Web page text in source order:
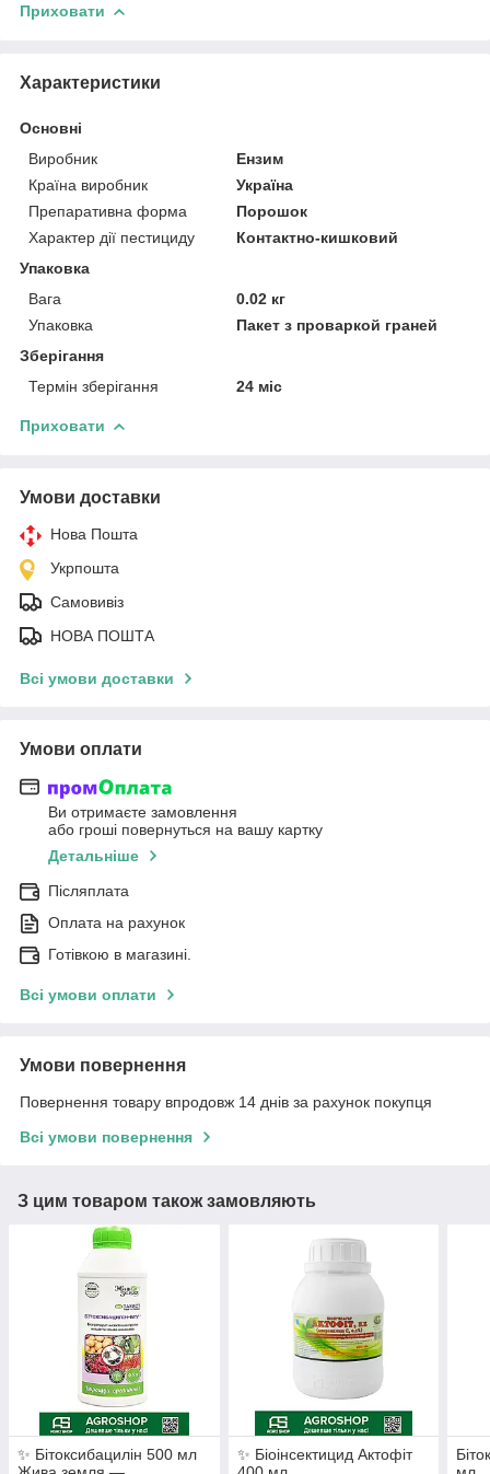
Приховати
Характеристики
Основні
Виробник
Ензим
Країна виробник
Україна
Препаративна форма
Порошок
Характер дії пестициду
Контактно-кишковий
Упаковка
Вага
0.02 кг
Упаковка
Пакет з проваркой граней
Зберігання
Термін зберігання
24 міс
Приховати
Умови доставки
Нова Пошта
Укрпошта
Самовивіз
НОВА ПОШТА
Всі умови доставки
Умови оплати
Ви отримаєте замовлення
або гроші повернуться на вашу картку
Детальніше
Післяплата
Оплата на рахунок
Готівкою в магазині.
Всі умови оплати
Умови повернення
Повернення товару впродовж 14 днів за рахунок покупця
Всі умови повернення
З цим товаром також замовляють
✨ Бітоксибацилін 500 мл
✨ Біоінсектицид Актофіт